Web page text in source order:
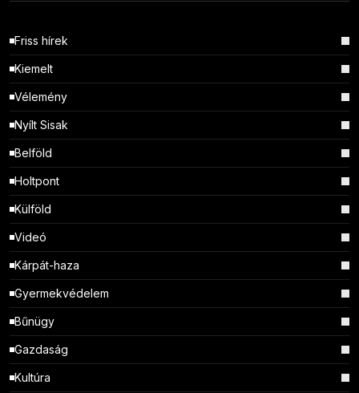
Friss hírek
Kiemelt
Vélemény
Nyílt Sisak
Belföld
Holtpont
Külföld
Videó
Kárpát-haza
Gyermekvédelem
Bűnügy
Gazdaság
Kultúra